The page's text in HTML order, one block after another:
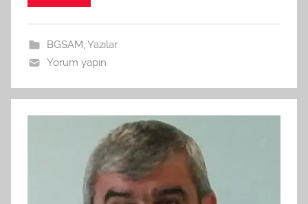
BGSAM,Yazılar
Yorum yapın